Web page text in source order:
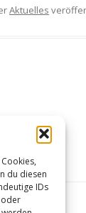
du diesen
IDs
oder
Aktuelles